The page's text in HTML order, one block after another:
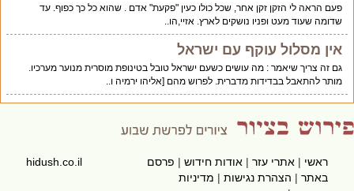
פעם הראה לי הזקן זקן אחר, שכל כולו כעין "פקעת" אדם . שהוא כל כך כפוף. עד
שדומה שעוד מעט ופניו נושקים לארץ. אזיי,הו..
אין מסלול עוקף עם ישראל
גם זה צריך שיאמר : מה עושים כשעם ישראל טובל בטינופת מוסרית מנוער מערכיו.
מותר להתאבל בבדידות מדברית. לפרוש מהם [אליהו ירמיה ו..
ראשי|אתרי עזר|אודות חידוש|פרסם
באתר|הצהרת נגישות|מדיניות
hidush.co.il